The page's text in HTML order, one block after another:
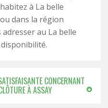
à La belle
dans la région
au La belle
CONCERNANT
À ASSAY